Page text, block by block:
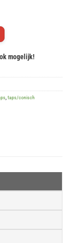
mogelijk!
,taps/conisch